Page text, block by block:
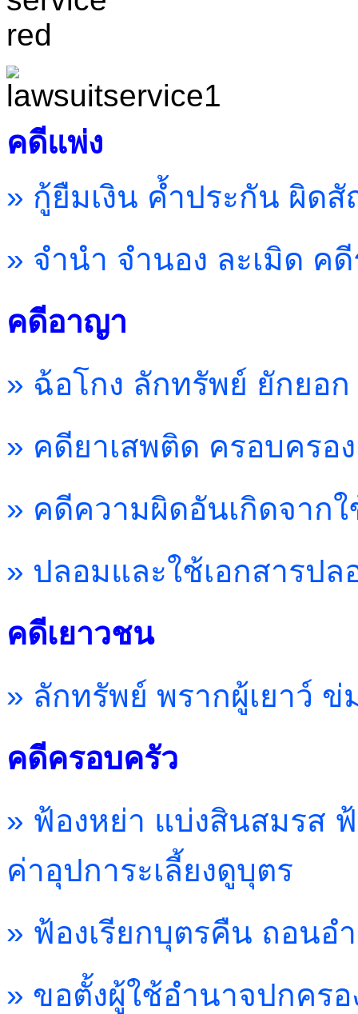
คดีแพ่ง
» กู้ยืมเงิน ค้ำประกัน ผิด
» จำนำ จำนอง ละเมิด ค
คดีอาญา
» ฉ้อโกง ลักทรัพย์ ยักยอ
» คดียาเสพติด ครอบครอ
» คดีความผิดอันเกิดจากใ
» ปลอมและใช้เอกสารปล
คดีเยาวชน
» ลักทรัพย์ พรากผู้เยาว์ ข่
คดีครอบครัว
» ฟ้องหย่า แบ่งสินสมรส
ค่าอุปการะเลี้ยงดูบุตร
» ฟ้องเรียกบุตรคืน ถอนอ
» ขอตั้งผู้ใช้อำนาจปกคร